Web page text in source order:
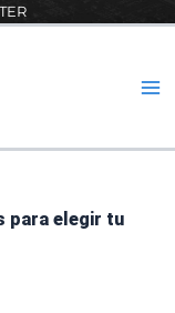
para elegir tu